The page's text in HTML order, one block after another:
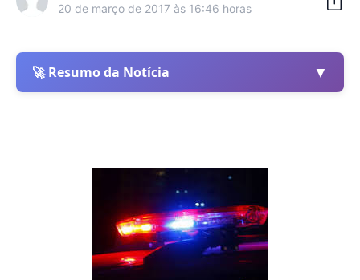
20 de março de 2017 às 16:46 horas
🚀 Resumo da Notícia ▼